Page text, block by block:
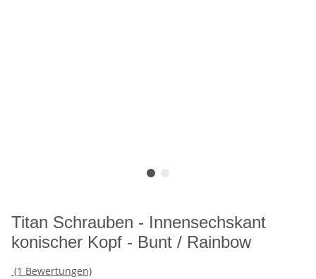
Titan Schrauben - Innensechskant
konischer Kopf - Bunt / Rainbow
(1 Bewertungen)